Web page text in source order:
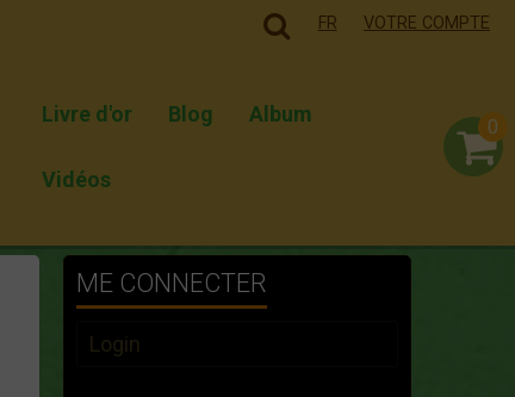
Livre d'or Blog Album
Vidéos
0
FR VOTRE COMPTE
ME CONNECTER